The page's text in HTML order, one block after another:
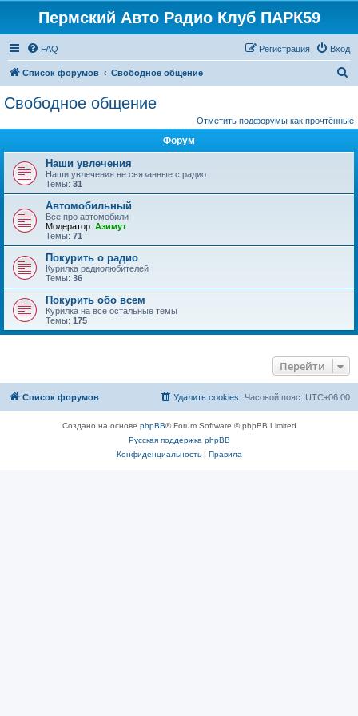
Пермский Авто Радио Клуб ПАРК59
FAQ Вход
Регистрация
Список форумов Свободное общение
с
Свободное общение
Отметить подфорумы как прочтённые
Форум
Наши увлечения
Наши увлечения не связанные с радио
Темы: 31
Автомобильный
Все про автомобили
Модератор: Азимут
Темы: 71
Покурить о радио
Курилка радиолюбителей
Темы: 36
Покурить обо всем
Курилка на все остальные темы
Темы: 175
Перейти
Список форумов Часовой пояс: UTC+06:00
Удалить cookies
Создано на основе phpBB® Forum Software © phpBB Limited
Русская поддержка phpBB
Конфиденциальность| Правила